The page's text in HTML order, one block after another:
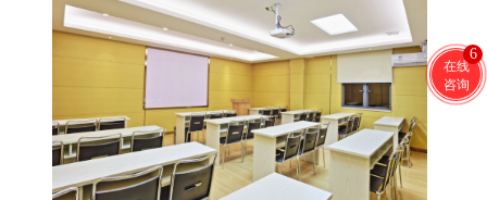
在线
咨询
6